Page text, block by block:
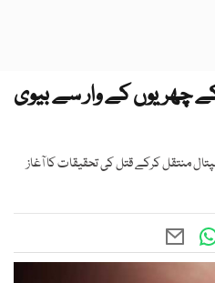
چھریوں کے وار سے بیوی
منتقل کرکے قتل کی تحقیقات کا آغاز